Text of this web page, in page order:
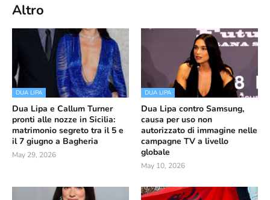
Altro
DUA LIPA
Dua Lipa e Callum Turner
pronti alle nozze in Sicilia:
matrimonio segreto tra il 5 e
il 7 giugno a Bagheria
May 29, 2026
DUA LIPA
Dua Lipa contro Samsung,
causa per uso non
autorizzato di immagine nelle
campagne TV a livello
globale
May 10, 2026